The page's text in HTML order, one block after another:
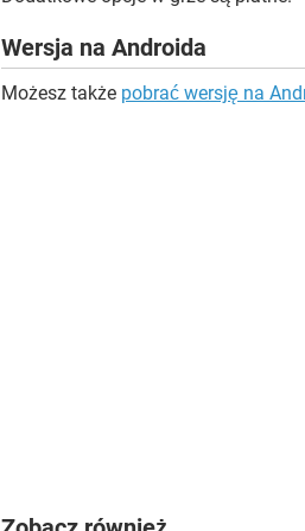
Wersja na Androida
Możesz także pobrać wersję na